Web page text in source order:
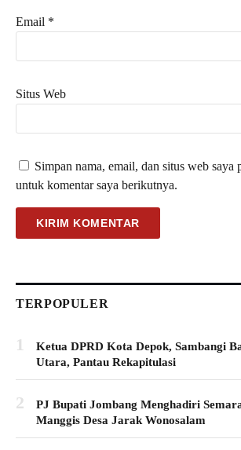
Email *
Situs Web
Simpan nama, email, dan situs web saya
untuk komentar saya berikutnya.
TERPOPULER
1
Ketua DPRD Kota Depok, Sambangi
Utara, Pantau Rekapitulasi
2
PJ Bupati Jombang Menghadiri
Manggis Desa Jarak Wonosalam